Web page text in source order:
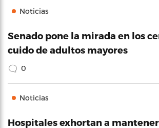
Noticias
Senado pone la mirada en los
cuido de adultos mayores
0
Noticias
Hospitales exhortan a